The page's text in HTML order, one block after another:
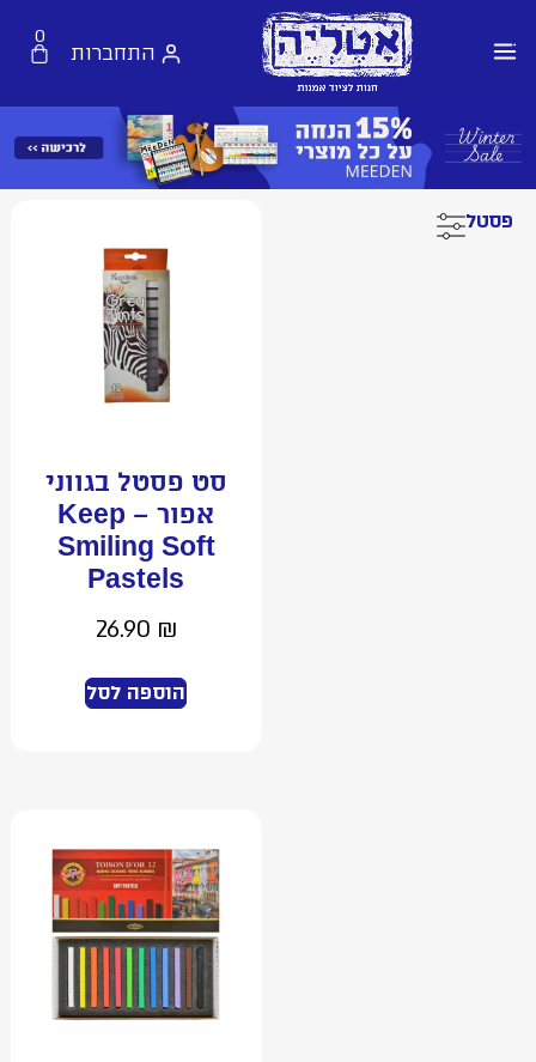
התחברות
0
פסטל
סט פסטל בגווני
אפור – Keep
Smiling Soft
Pastels
26.90₪
הוספה לסל